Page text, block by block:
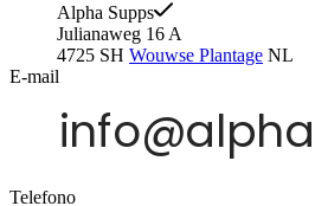
Alpha Supps
Julianaweg 16 A
4725 SH Wouwse Plantage NL
E-mail
Telefono